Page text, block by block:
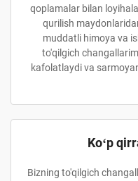
qoplamalar bilan
qurilish
muddatli himoya va
to'qilgich
kafolatlaydi va
Koʻp
Bizning to'qilgich